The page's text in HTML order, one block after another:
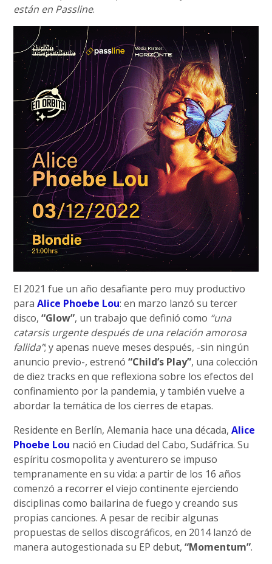
están en Passline.
El 2021 fue un año desafiante pero muy productivo
paraAlice Phoebe Lou: en marzo lanzó su tercer
disco,“Glow”, un trabajo que definió como “una
catarsis urgente después de una relación amorosa
fallida”; y apenas nueve meses después, -sin ningún
anuncio previo-, estrenó“Child’s Play”, una colección
de diez tracks en que reflexiona sobre los efectos del
confinamiento por la pandemia, y también vuelve a
abordar la temática de los cierres de etapas.
Residente en Berlín, Alemania hace una década,Alice
Phoebe Lou nació en Ciudad del Cabo, Sudáfrica. Su
espíritu cosmopolita y aventurero se impuso
tempranamente en su vida: a partir de los 16 años
comenzó a recorrer el viejo continente ejerciendo
disciplinas como bailarina de fuego y creando sus
propias canciones. A pesar de recibir algunas
propuestas de sellos discográficos, en 2014 lanzó de
manera autogestionada su EP debut,“Momentum”.